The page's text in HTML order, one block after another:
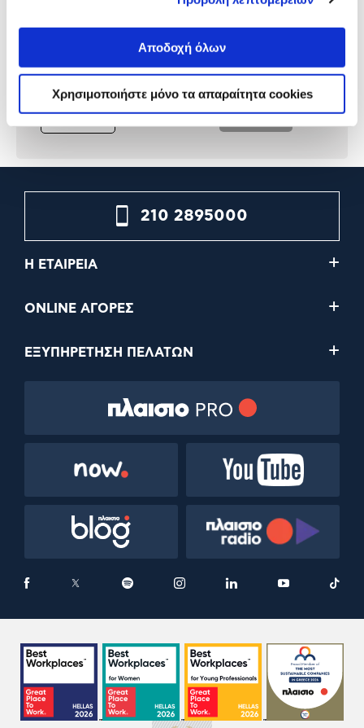
Αποδοχή όλων
Χρησιμοποιήστε μόνο τα απαραίτητα cookies
99,90€ 89,90€
Προσθήκη
210 2895000
Η ΕΤΑΙΡΕΙΑ
ONLINE ΑΓΟΡΕΣ
ΕΞΥΠΗΡΕΤΗΣΗ ΠΕΛΑΤΩΝ